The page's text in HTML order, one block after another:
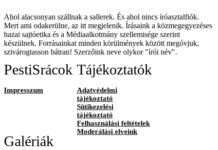
Ahol alacsonyan szállnak a sallerek. És ahol nincs íróasztalfiók.
Mert ami odakerülne, az itt megjelenik. Írásaink a közmegegyezéses
hazai sajtóetika és a Médiaalkotmány szellemisége szerint
készülnek. Forrásainkat minden körülmények között megóvjuk,
szivárogtasson bátran! Szerzőink neve olykor "írói név".
PestiSrácok
Impresszum
Tájékoztatók
Adatvédelmi
tájékoztató
Sütikezelési
tájékoztató
Felhasználási feltételek
Moderálási elveink
Galériák